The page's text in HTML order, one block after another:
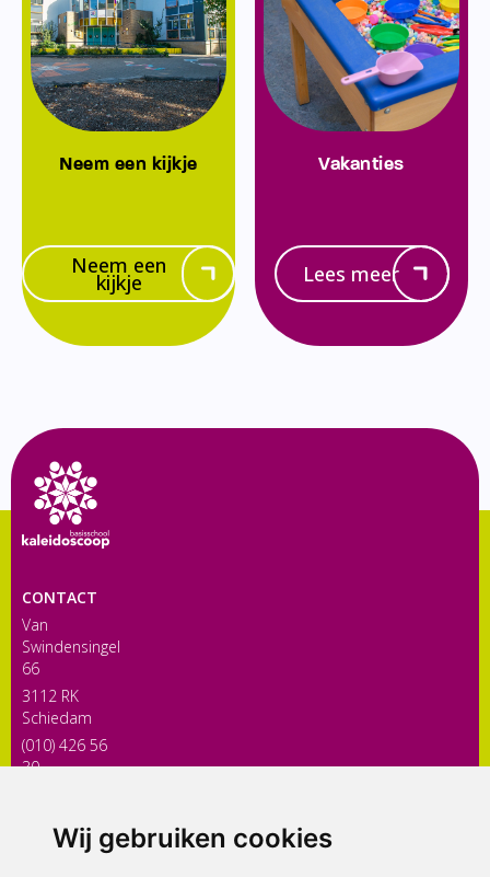
Wij gebruiken cookies
Neem een kijkje
Neem een
kijkje
Vakanties
Lees meer
CONTACT
Van
Swindensingel
66
3112 RK
Schiedam
(010) 426 56
30
ONDERDEEL VAN